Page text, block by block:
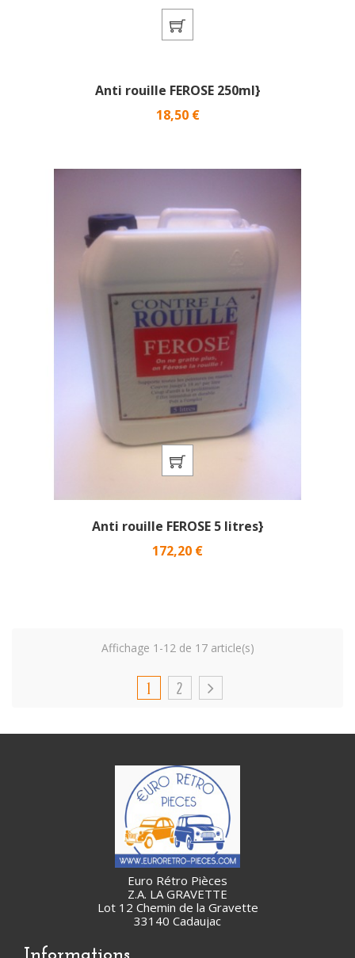
Anti rouille FEROSE 250ml}
Prix
18,50 €
Anti rouille FEROSE 5 litres}
Prix
172,20 €
Affichage 1-12 de 17 article(s)
1 2
Euro Rétro Pièces
Z.A. LA GRAVETTE
Lot 12 Chemin de la Gravette
33140 Cadaujac